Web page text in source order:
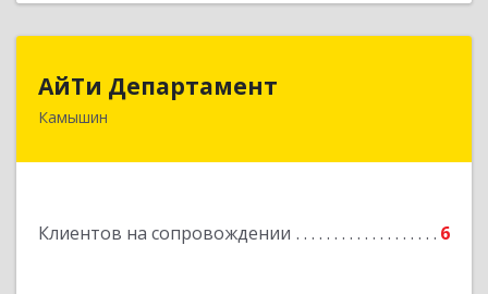
АйТи Департамент
Камышин
Клиентов на сопровождении 6